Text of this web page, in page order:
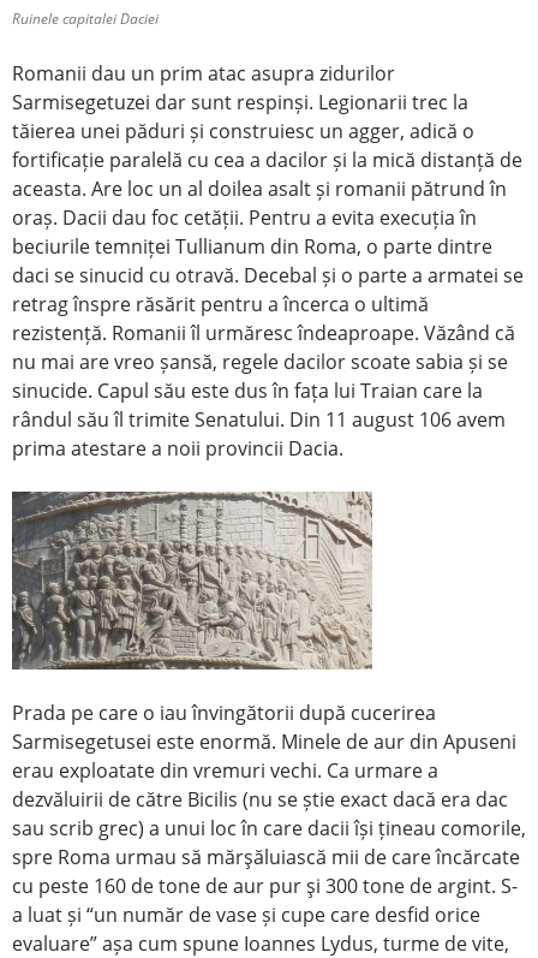
Ruinele capitalei Daciei
Romanii dau un prim atac asupra zidurilor
Sarmisegetuzei dar sunt respinși. Legionarii trec la
tăierea unei păduri și construiesc un agger, adică o
fortificație paralelă cu cea a dacilor și la mică distanță de
aceasta. Are loc un al doilea asalt și romanii pătrund în
oraș. Dacii dau foc cetății. Pentru a evita execuția în
beciurile temniței Tullianum din Roma, o parte dintre
daci se sinucid cu otravă. Decebal și o parte a armatei se
retrag înspre răsărit pentru a încerca o ultimă
rezistență. Romanii îl urmăresc îndeaproape. Văzând că
nu mai are vreo șansă, regele dacilor scoate sabia și se
sinucide. Capul său este dus în fața lui Traian care la
rândul său îl trimite Senatului. Din 11 august 106 avem
prima atestare a noii provincii Dacia.
Prada pe care o iau învingătorii după cucerirea
Sarmisegetusei este enormă. Minele de aur din Apuseni
erau exploatate din vremuri vechi. Ca urmare a
dezvăluirii de către Bicilis (nu se știe exact dacă era dac
sau scrib grec) a unui loc în care dacii își țineau comorile,
spre Roma urmau să mărşăluiască mii de care încărcate
cu peste 160 de tone de aur pur şi 300 tone de argint. S-
a luat și “un număr de vase și cupe care desfid orice
evaluare” așa cum spune Ioannes Lydus, turme de vite,